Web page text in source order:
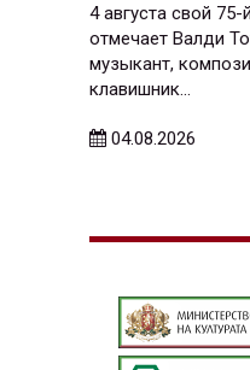
4 августа свой
отмечает Валди
музыкант,
клавишник...
04.08.2026